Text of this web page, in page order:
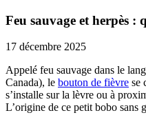
Feu sauvage et herpès :
17 décembre 2025
Appelé feu sauvage dans le
Canada), le bouton de fièvre se
s’installe sur la lèvre ou à
L’origine de ce petit bobo sans